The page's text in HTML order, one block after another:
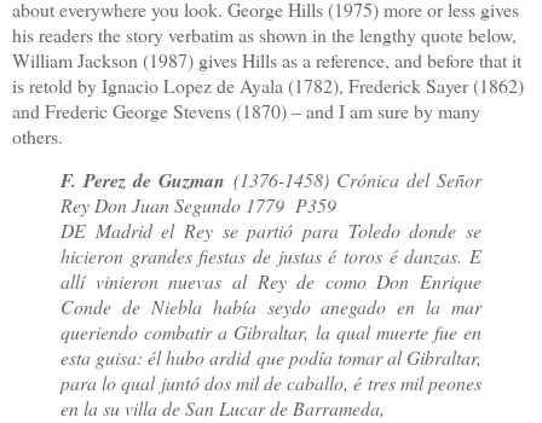
about everywhere you look. George Hills (1975) more or less gives
his readers the story verbatim as shown in the lengthy quote below,
William Jackson (1987) gives Hills as a reference, and before that it
is retold by Ignacio Lopez de Ayala (1782), Frederick Sayer (1862)
and Frederic George Stevens (1870) – and I am sure by many
others.
F. Perez de Guzman (1376-1458) Crónica del Señor
Rey Don Juan Segundo 1779 P359
DE Madrid el Rey se partió para Toledo donde se
hicieron grandes ﬁestas de justas é toros é danzas. E
allí vinieron nuevas al Rey de como Don Enrique
Conde de Niebla había seydo anegado en la mar
queriendo combatir a Gibraltar, la qual muerte fue en
esta guisa: él hubo ardid que podía tomar al Gibraltar,
para lo qual juntó dos mil de caballo, é tres mil peones
en la su villa de San Lucar de Barrameda,